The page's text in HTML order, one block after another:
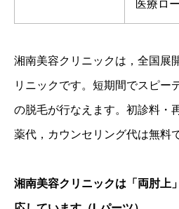
医療ロ
湘南美容クリニックは，全国展
リニックです。短期間でスピー
の脱毛が行なえます。初診料・
薬代，カウンセリング代は無料
湘南美容クリニックは「両肘上